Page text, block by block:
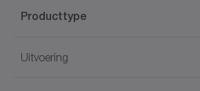
Producttype
Uitvoering